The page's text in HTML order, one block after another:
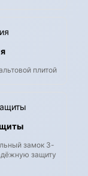
плитой
замок 3-
защиту